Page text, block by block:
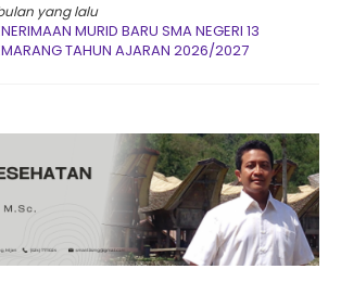
yang lalu
MURID BARU SMA NEGERI 13
TAHUN AJARAN 2026/2027